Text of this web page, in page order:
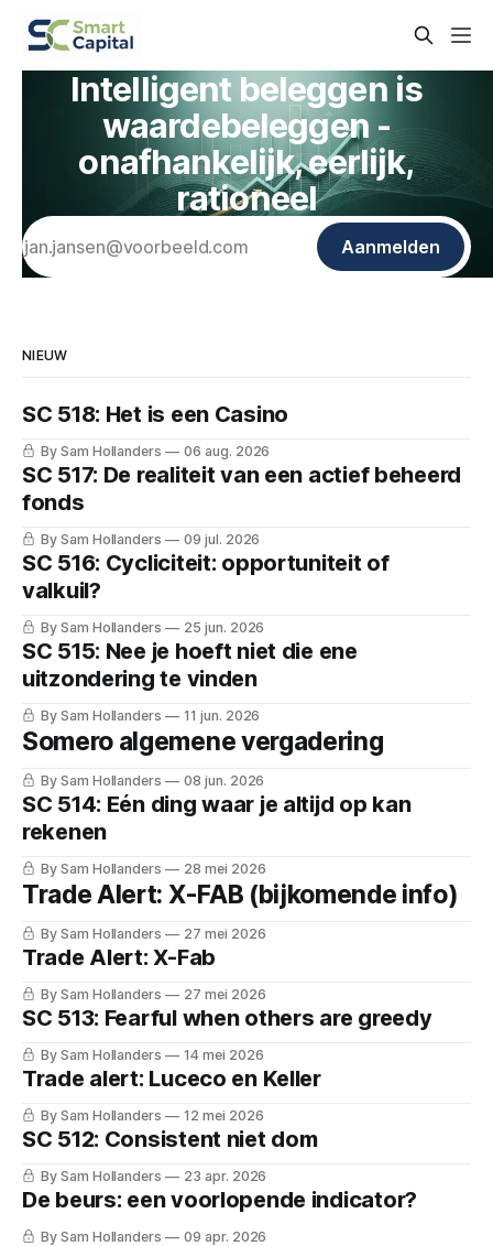
Intelligent beleggen is
waardebeleggen -
onafhankelijk, eerlijk,
rationeel
Aanmelden
NIEUW
SC 518: Het is een Casino
By Sam Hollanders 06 aug. 2026
SC 517: De realiteit van een actief beheerd
fonds
By Sam Hollanders 09 jul. 2026
SC 516: Cycliciteit: opportuniteit of
valkuil?
By Sam Hollanders 25 jun. 2026
SC 515: Nee je hoeft niet die ene
uitzondering te vinden
By Sam Hollanders 11 jun. 2026
Somero algemene vergadering
By Sam Hollanders 08 jun. 2026
SC 514: Eén ding waar je altijd op kan
rekenen
By Sam Hollanders 28 mei 2026
Trade Alert: X-FAB (bijkomende info)
By Sam Hollanders 27 mei 2026
Trade Alert: X-Fab
By Sam Hollanders 27 mei 2026
SC 513: Fearful when others are greedy
By Sam Hollanders 14 mei 2026
Trade alert: Luceco en Keller
By Sam Hollanders 12 mei 2026
SC 512: Consistent niet dom
By Sam Hollanders 23 apr. 2026
De beurs: een voorlopende indicator?
By Sam Hollanders 09 apr. 2026